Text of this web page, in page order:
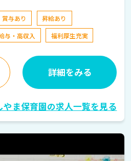
賞与あり
昇給あり
与・高収入 福利厚生充実
詳細をみる
やま保育園の求人一覧を見る